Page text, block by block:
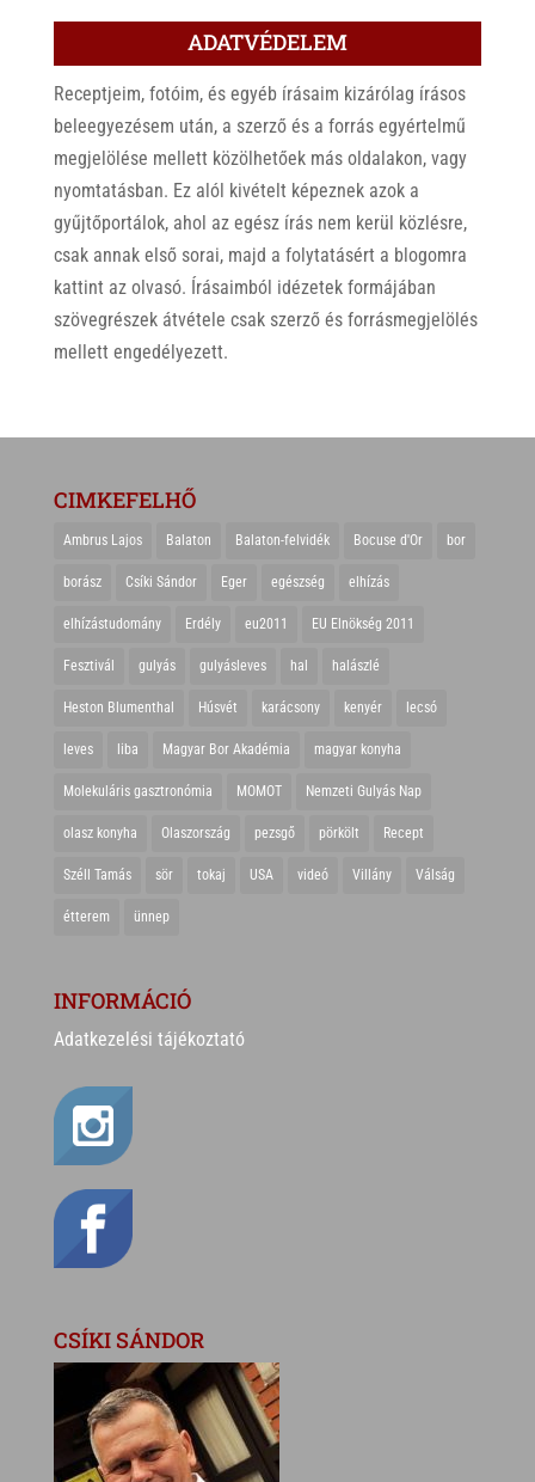
ADATVÉDELEM
Receptjeim, fotóim, és egyéb írásaim kizárólag írásos
beleegyezésem után, a szerző és a forrás egyértelmű
megjelölése mellett közölhetőek más oldalakon, vagy
nyomtatásban. Ez alól kivételt képeznek azok a
gyűjtőportálok, ahol az egész írás nem kerül közlésre,
csak annak első sorai, majd a folytatásért a blogomra
kattint az olvasó. Írásaimból idézetek formájában
szövegrészek átvétele csak szerző és forrásmegjelölés
mellett engedélyezett.
CIMKEFELHŐ
Ambrus Lajos Balaton Balaton-felvidék Bocuse d'Or bor
borász Csíki Sándor Eger egészség elhízás
elhízástudomány Erdély eu2011 EU Elnökség 2011
Fesztivál gulyás gulyásleves hal halászlé
Heston Blumenthal Húsvét karácsony kenyér lecsó
leves liba Magyar Bor Akadémia magyar konyha
Molekuláris gasztronómia MOMOT Nemzeti Gulyás Nap
olasz konyha Olaszország pezsgő pörkölt Recept
Széll Tamás sör tokaj USA videó Villány Válság
étterem ünnep
INFORMÁCIÓ
Adatkezelési tájékoztató
CSÍKI SÁNDOR